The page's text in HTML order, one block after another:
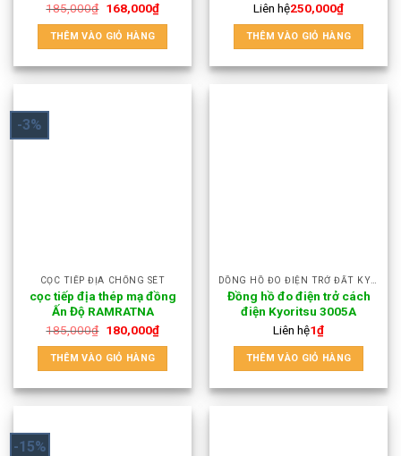
185,000₫ 168,000₫
THÊM VÀO GIỎ HÀNG
Liên hệ250,000₫
THÊM VÀO GIỎ HÀNG
-3%
CỌC TIẾP ĐỊA CHỐNG SÉT
cọc tiếp địa thép mạ đồng
Ấn Độ RAMRATNA
185,000₫ 180,000₫
THÊM VÀO GIỎ HÀNG
DỒNG HỒ ĐO ĐIỆN TRỞ ĐẤT KYORITSU 3005A
Đồng hồ đo điện trở cách
điện Kyoritsu 3005A
Liên hệ1₫
THÊM VÀO GIỎ HÀNG
-15%